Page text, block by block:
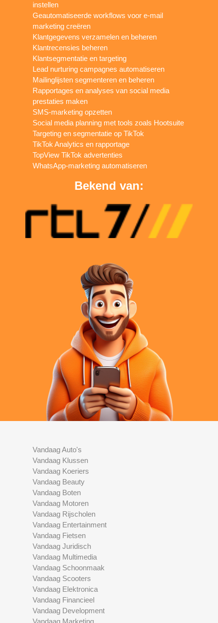
instellen
Geautomatiseerde workflows voor e-mail
marketing creëren
Klantgegevens verzamelen en beheren
Klantrecensies beheren
Klantsegmentatie en targeting
Lead nurturing campagnes automatiseren
Mailinglijsten segmenteren en beheren
Rapportages en analyses van social media
prestaties maken
SMS-marketing opzetten
Social media planning met tools zoals Hootsuite
Targeting en segmentatie op TikTok
TikTok Analytics en rapportage
TopView TikTok advertenties
WhatsApp-marketing automatiseren
Bekend van:
Vandaag Auto's
Vandaag Klussen
Vandaag Koeriers
Vandaag Beauty
Vandaag Boten
Vandaag Motoren
Vandaag Rijscholen
Vandaag Entertainment
Vandaag Fietsen
Vandaag Juridisch
Vandaag Multimedia
Vandaag Schoonmaak
Vandaag Scooters
Vandaag Elektronica
Vandaag Financieel
Vandaag Development
Vandaag Marketing